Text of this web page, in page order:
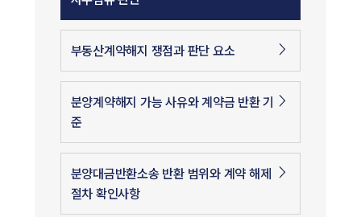
부동산계약해지 쟁점과 판단 요소
분양계약해지 가능 사유와 계약금 반환 기
준
분양대금반환소송 반환 범위와 계약 해제
절차 확인사항